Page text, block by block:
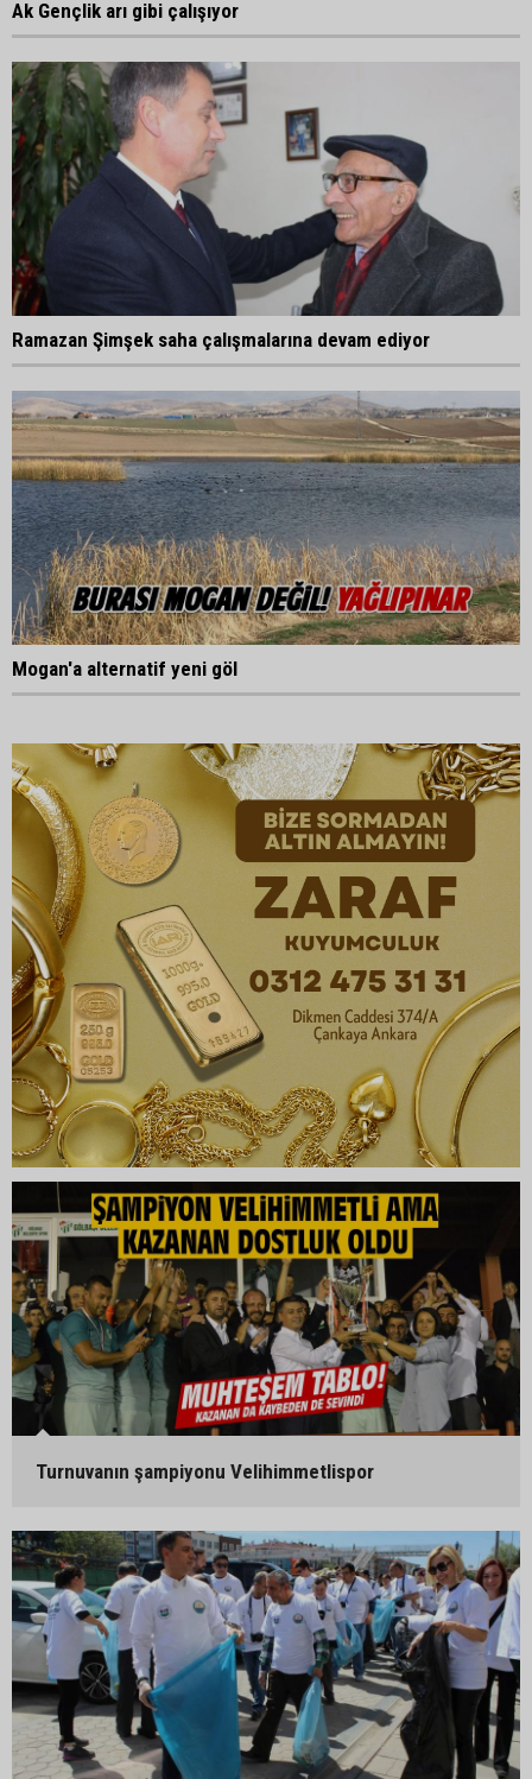
Ak Gençlik arı gibi çalışıyor
Ramazan Şimşek saha çalışmalarına devam ediyor
Mogan'a alternatif yeni göl
Turnuvanın şampiyonu Velihimmetlispor